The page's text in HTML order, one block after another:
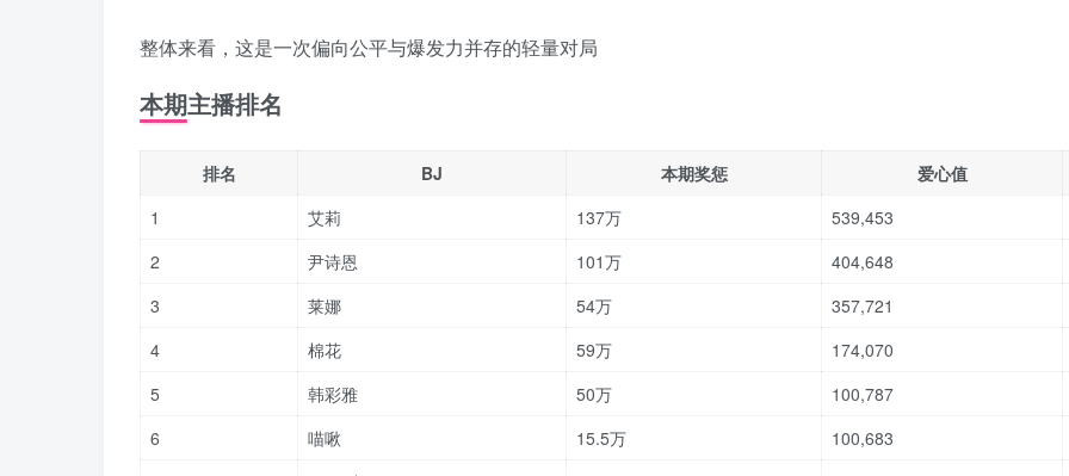
整体来看，这是一次偏向公平与爆发力并存的轻量对局
本期主播排名
排名 BJ 本期奖惩
爱心值
1
艾莉 137万
539,453
2
尹诗恩 101万
404,648
3
莱娜 54万
357,721
4
棉花 59万
174,070
5
韩彩雅 50万
100,787
6
喵啾 15.5万
100,683